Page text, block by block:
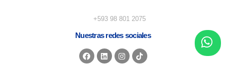
+593 98 801 2075
Nuestras redes sociales